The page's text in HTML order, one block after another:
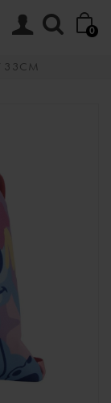
0
33CM